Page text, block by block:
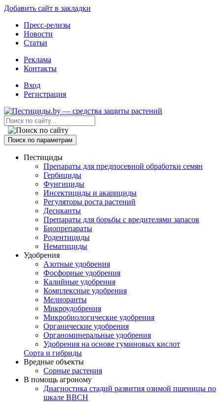
Добавить сайт в закладки
Пресс-релизы
Новости
Статьи
Реклама
Контакты
Вход
Регистрация
Поиск по параметрам
Пестициды
Препараты для предпосевной обработки семян
Гербициды
Фунгициды
Инсектициды и акарициды
Регуляторы роста растений
Десиканты
Препараты для борьбы с вредителями запасов
Биопрепараты
Родентициды
Нематициды
Удобрения
Азотные удобрения
Фосфорные удобрения
Калийные удобрения
Комплексные удобрения
Мелиоранты
Микроудобрения
Микробиологические удобрения
Органические удобрения
Органоминеральные удобрения
Удобрения на основе гуминовых кислот
Сорта и гибриды
Вредные объекты
Сорные растения
В помощь агроному
Диагностика стадий развития озимой пшеницы по
шкале ВВСН